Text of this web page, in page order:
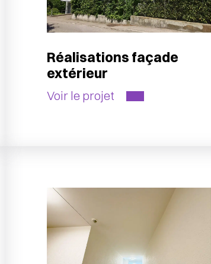
Réalisations façade
extérieur
Voir le projet